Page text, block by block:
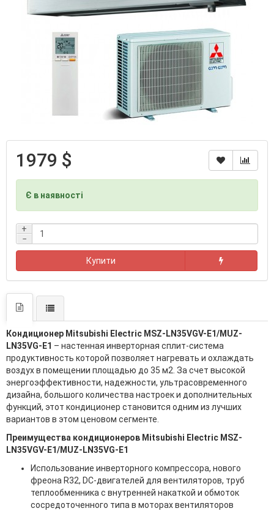
1979 $
Є в наявності
+
−
Купити
Кондиционер Mitsubishi Electric MSZ-LN35VGV-E1/MUZ-
LN35VG-E1 – настенная инверторная сплит-система
продуктивность которой позволяет нагревать и охлаждать
воздух в помещении площадью до 35 м2. За счет высокой
энергоэффективности, надежности, ультрасовременного
дизайна, большого количества настроек и дополнительных
функций, этот кондиционер становится одним из лучших
вариантов в этом ценовом сегменте.
Преимущества кондиционеров Mitsubishi Electric MSZ-
LN35VGV-E1/MUZ-LN35VG-E1
Использование инверторного компрессора, нового
фреона R32, DC-двигателей для вентиляторов, труб
теплообменника с внутренней накаткой и обмоток
сосредоточенного типа в моторах вентиляторов